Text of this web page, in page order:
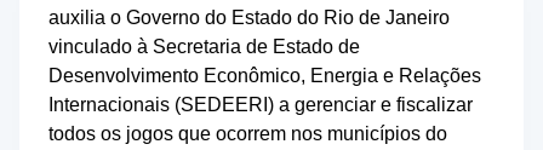
auxilia o Governo do Estado do Rio de Janeiro
vinculado à Secretaria de Estado de
Desenvolvimento Econômico, Energia e Relações
Internacionais (SEDEERI) a gerenciar e fiscalizar
todos os jogos que ocorrem nos municípios do